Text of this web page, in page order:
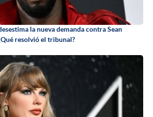
la nueva demanda contra Sean
resolvió el tribunal?